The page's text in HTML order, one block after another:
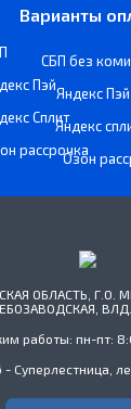
Варианты
СБП без
Яндекс Пэй
Яндекс
Озон
ОБЛАСТЬ, Г.О.
ВЛД.
работы: пн-пт:
Суперлестница,